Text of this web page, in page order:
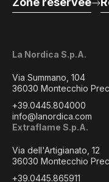
La Nordica S.p.A.
Via Summano, 104
36030 Montecchio
+39.0445.804000
info@lanordica.com
Extraflame S.p.A.
Via dell'Artigianato, 12
36030 Montecchio
+39.0445.865911